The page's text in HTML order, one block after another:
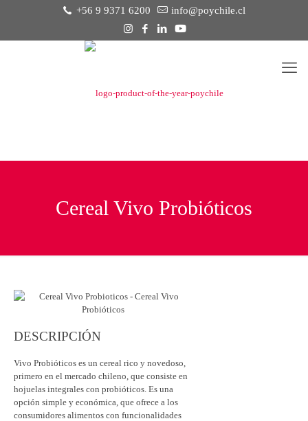
+56 9 9371 6200 info@poychile.cl
Cereal Vivo Probióticos
DESCRIPCIÓN
Vivo Probióticos es un cereal rico y novedoso,
primero en el mercado chileno, que consiste en
hojuelas integrales con probióticos. Es una
opción simple y económica, que ofrece a los
consumidores alimentos con funcionalidades